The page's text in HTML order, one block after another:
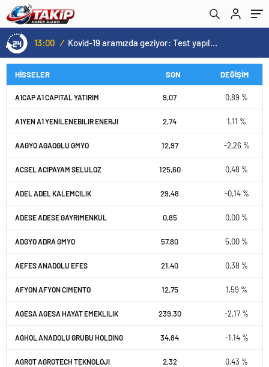
13:00 / Kovid-19 aramızda geziyor: Test yapılmadığı için kimse farkında değil
HİSSELER SON DEĞİŞİM
A1CAP A1 CAPITAL YATIRIM 9,07 0,89 %
A1YEN A1 YENILENEBILIR ENERJI 2,74 1,11 %
AAGYO AGAOGLU GMYO 12,97 -2,26 %
ACSEL ACIPAYAM SELULOZ 125,60 0,48 %
ADEL ADEL KALEMCILIK 29,48 -0,14 %
ADESE ADESE GAYRIMENKUL 0,85 0,00 %
ADGYO ADRA GMYO 57,80 5,00 %
AEFES ANADOLU EFES 21,40 0,38 %
AFYON AFYON CIMENTO 12,75 1,59 %
AGESA AGESA HAYAT EMEKLILIK 239,30 -2,17 %
AGHOL ANADOLU GRUBU HOLDING 34,84 -1,14 %
AGROT AGROTECH TEKNOLOJI 2,32 0,43 %